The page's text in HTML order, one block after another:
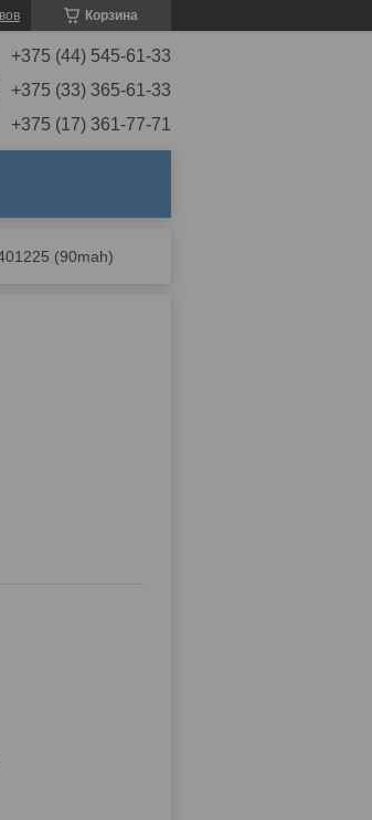
Корзина
+375 (44) 545-61-33
+375 (33) 365-61-33
+375 (17) 361-77-71
(90mah)